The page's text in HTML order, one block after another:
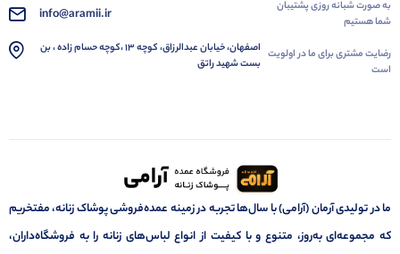
به صورت شبانه روزی پشتیبان
شما هستیم
رضایت مشتری برای ما در اولویت
است
info@aramii.ir
اصفهان، خیابان عبدالرزاق، کوچه 13 ،کوچه حسام زاده ، بن
بست شهید راتق
ما در تولیدی آرمان (آرامی) با سال‌ها تجربه در زمینه عمده‌فروشی پوشاک زنانه، مفتخریم
که مجموعه‌ای به‌روز، متنوع و با کیفیت از انواع لباس‌های زنانه را به فروشگاه‌داران،